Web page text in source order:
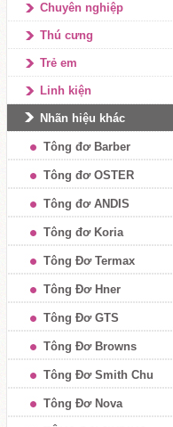
Chuyên nghiệp
Thú cưng
Trẻ em
Linh kiện
Nhãn hiệu khác
Tông đơ Barber
Tông đơ OSTER
Tông đơ ANDIS
Tông đơ Koria
Tông Đơ Termax
Tông Đơ Hner
Tông Đơ GTS
Tông Đơ Browns
Tông Đơ Smith Chu
Tông Đơ Nova